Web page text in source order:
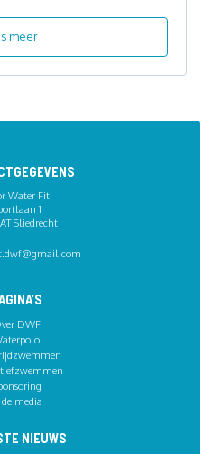
meer
Water Fit
1
Sliedrecht
DWF
media
NIEUWS